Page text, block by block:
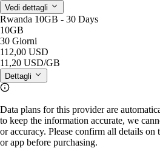
Vedi dettagli
Rwanda 10GB - 30 Days
10GB
30 Giorni
112,00 USD
11,20 USD/GB
Dettagli
Data plans for this provider are
to keep the information accurate, we
or accuracy. Please confirm all details
or app before purchasing.